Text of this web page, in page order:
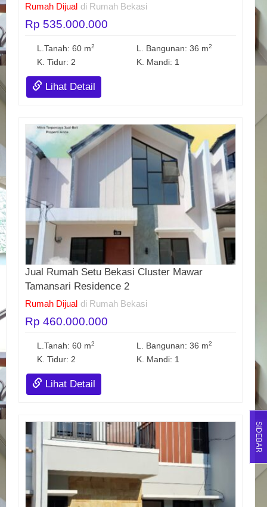
Rumah Dijual di Rumah Bekasi
Rp 535.000.000
L.Tanah: 60 m2 L. Bangunan: 36 m2
K. Tidur: 2 K. Mandi: 1
Lihat Detail
Jual Rumah Setu Bekasi Cluster Mawar
Tamansari Residence 2
Rumah Dijual di Rumah Bekasi
Rp 460.000.000
L.Tanah: 60 m2 L. Bangunan: 36 m2
K. Tidur: 2 K. Mandi: 1
Lihat Detail
SIDEBAR